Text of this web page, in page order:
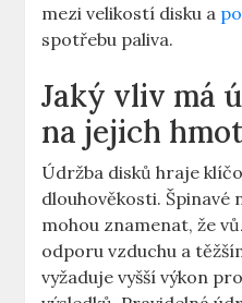
mezi velikostí disku a
spotřebu paliva.​
Jaký⁤ vliv má
na ⁣jejich⁤
Údržba disků ‌hraje‌
dlouhověkosti. Špinavé
mohou znamenat, že
odporu vzduchu a
vyžaduje vyšší výkon